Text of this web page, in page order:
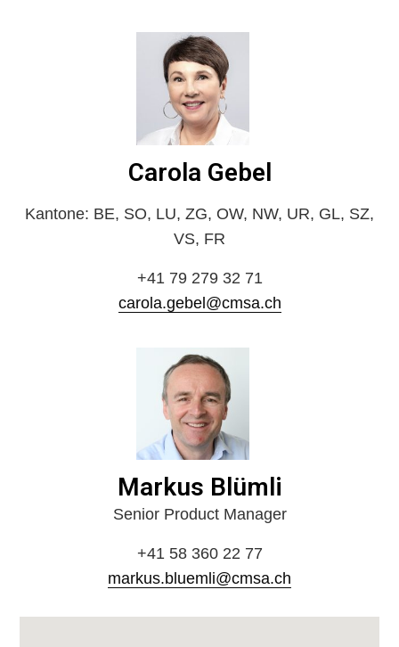
Carola Gebel
Kantone: BE, SO, LU, ZG, OW, NW, UR, GL, SZ,
VS, FR
+41 79 279 32 71
carola.gebel@cmsa.ch
Markus Blümli
Senior Product Manager
+41 58 360 22 77
markus.bluemli@cmsa.ch